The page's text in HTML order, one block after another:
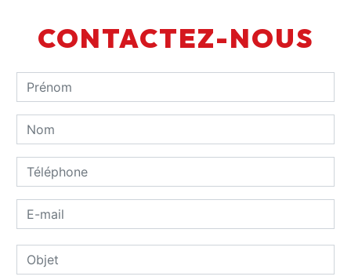
CONTACTEZ-NOUS